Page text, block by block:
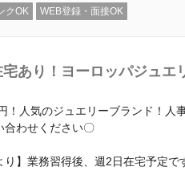
クOK WEB登録・面接OK
宅あり！ヨーロッパジュエ
！人気のジュエリーブランド！人
合わせください〇
り】業務習得後、週2日在宅予定で